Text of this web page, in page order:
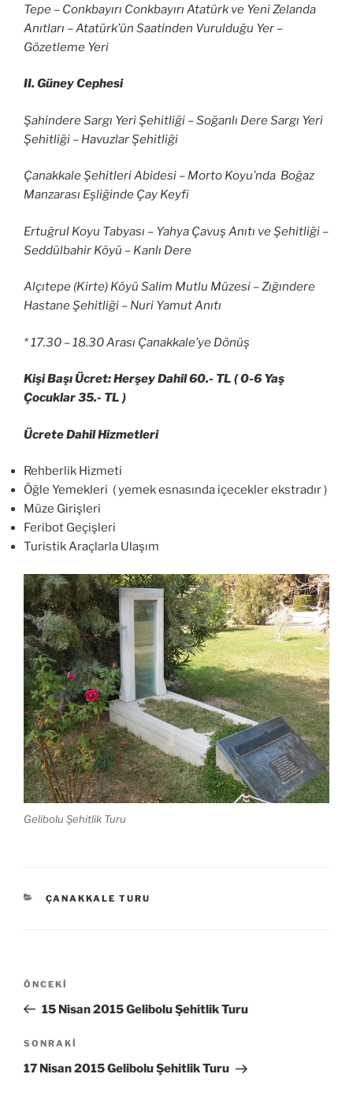
Tepe – Conkbayırı Conkbayırı Atatürk ve Yeni Zelanda
Anıtları – Atatürk’ün Saatinden Vurulduğu Yer –
Gözetleme Yeri
II. Güney Cephesi
Şahindere Sargı Yeri Şehitliği – Soğanlı Dere Sargı Yeri
Şehitliği – Havuzlar Şehitliği
Çanakkale Şehitleri Abidesi – Morto Koyu’nda Boğaz
Manzarası Eşliğinde Çay Keyfi
Ertuğrul Koyu Tabyası – Yahya Çavuş Anıtı ve Şehitliği –
Seddülbahir Köyü – Kanlı Dere
Alçıtepe (Kirte) Köyü Salim Mutlu Müzesi – Zığındere
Hastane Şehitliği – Nuri Yamut Anıtı
* 17.30 – 18.30 Arası Çanakkale’ye Dönüş
Kişi Başı Ücret: Herşey Dahil 60.- TL ( 0-6 Yaş
Çocuklar 35.- TL )
Ücrete Dahil Hizmetleri
Rehberlik Hizmeti
Öğle Yemekleri ( yemek esnasında içecekler ekstradır )
Müze Girişleri
Feribot Geçişleri
Turistik Araçlarla Ulaşım
Gelibolu Şehitlik Turu
KATEGORILER
ÇANAKKALE TURU
Yazı
Önceki
Yazı
ÖNCEKI
15 Nisan 2015 Gelibolu Şehitlik Turu
Sonraki
Yazı
SONRAKI
17 Nisan 2015 Gelibolu Şehitlik Turu